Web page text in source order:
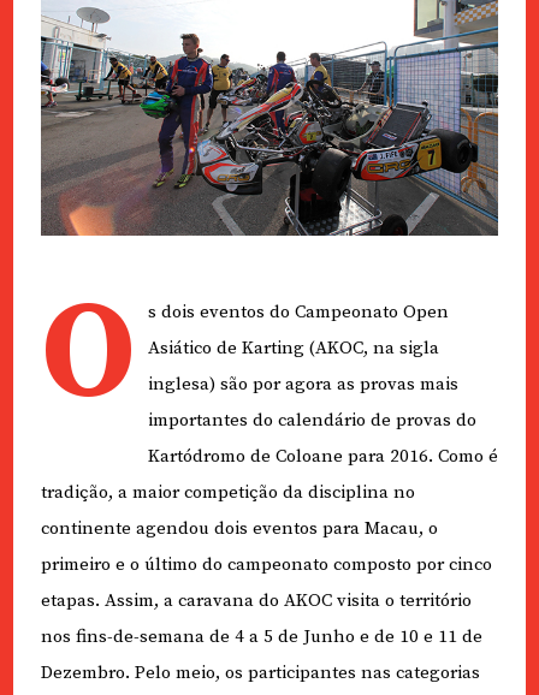
O
s dois eventos do Campeonato Open
Asiático de Karting (AKOC, na sigla
inglesa) são por agora as provas mais
importantes do calendário de provas do
Kartódromo de Coloane para 2016. Como é
tradição, a maior competição da disciplina no
continente agendou dois eventos para Macau, o
primeiro e o último do campeonato composto por cinco
etapas. Assim, a caravana do AKOC visita o território
nos fins-de-semana de 4 a 5 de Junho e de 10 e 11 de
Dezembro. Pelo meio, os participantes nas categorias